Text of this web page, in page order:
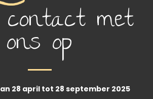
contact met
ons op
28 april tot 28 september 2025